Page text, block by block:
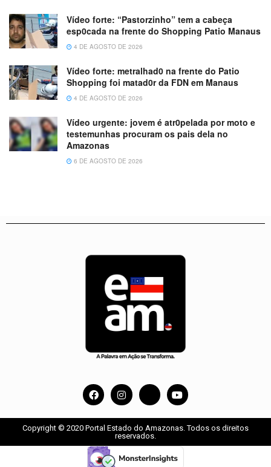
Vídeo forte: “Pastorzinho” tem a cabeça
esp0cada na frente do Shopping Patio Manaus
4 DE AGOSTO DE 2026
Vídeo forte: metralhad0 na frente do Patio
Shopping foi matad0r da FDN em Manaus
4 DE AGOSTO DE 2026
Vídeo urgente: jovem é atr0pelada por moto e
testemunhas procuram os pais dela no
Amazonas
6 DE AGOSTO DE 2026
Copyright © 2020 Portal Estado do Amazonas. Todos os direitos
reservados.